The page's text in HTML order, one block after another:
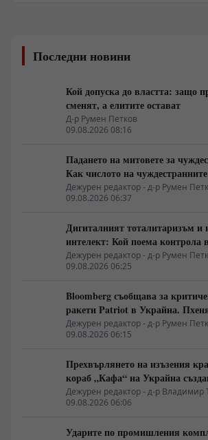
Последни новини
Кой допуска до властта: защо
сменят, а елитите остават
Д-р Румен Петков
09.08.2026 08:16
Падането на митовете за
Как числото на
спадна драстично
Дежурен редактор - д-р Румен
09.08.2026 06:37
Дигиталният тоталитаризъм и
интелект: Кой поема контрола
управление
Дежурен редактор - д-р Румен
09.08.2026 06:25
Bloomberg съобщава за
ракети Patriot в Украйна.
войски в Русия в замяна на
Дежурен редактор - д-р Румен
09.08.2026 06:15
Прехвърлянето на изъзения
кораб „Кафа“ на Украйна
режим в Балтика
Дежурен редактор - д-р Владимир
09.08.2026 06:06
Ударите по промишления